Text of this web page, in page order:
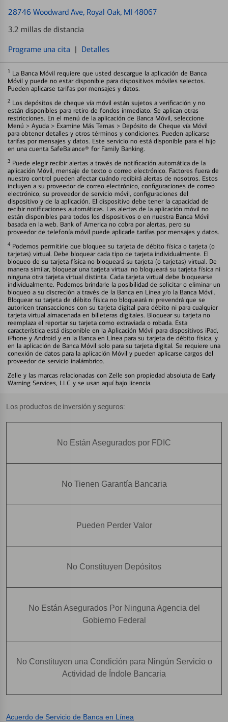
28746 Woodward Ave, Royal Oak, MI 48067
3.2 millas de distancia
Programe una cita | Detalles
1 La Banca Móvil requiere que usted descargue la aplicación de Banca
Móvil y puede no estar disponible para dispositivos móviles selectos.
Pueden aplicarse tarifas por mensajes y datos.
2 Los depósitos de cheque vía móvil están sujetos a verificación y no
están disponibles para retiro de fondos inmediato. Se aplican otras
restricciones. En el menú de la aplicación de Banca Móvil, seleccione
Menú > Ayuda > Examine Más Temas > Depósito de Cheque vía Móvil
para obtener detalles y otros términos y condiciones. Pueden aplicarse
tarifas por mensajes y datos. Este servicio no está disponible para el hijo
en una cuenta SafeBalance® for Family Banking.
3 Puede elegir recibir alertas a través de notificación automática de la
aplicación Móvil, mensaje de texto o correo electrónico. Factores fuera de
nuestro control pueden afectar cuándo recibirá alertas de nosotros. Estos
incluyen a su proveedor de correo electrónico, configuraciones de correo
electrónico, su proveedor de servicio móvil, configuraciones del
dispositivo y de la aplicación. El dispositivo debe tener la capacidad de
recibir notificaciones automáticas. Las alertas de la aplicación móvil no
están disponibles para todos los dispositivos o en nuestra Banca Móvil
basada en la web. Bank of America no cobra por alertas, pero su
proveedor de telefonía móvil puede aplicarle tarifas por mensajes y datos.
4 Podemos permitirle que bloquee su tarjeta de débito física o tarjeta (o
tarjetas) virtual. Debe bloquear cada tipo de tarjeta individualmente. El
bloqueo de su tarjeta física no bloqueará su tarjeta (o tarjetas) virtual. De
manera similar, bloquear una tarjeta virtual no bloqueará su tarjeta física ni
ninguna otra tarjeta virtual distinta. Cada tarjeta virtual debe bloquearse
individualmente. Podemos brindarle la posibilidad de solicitar o eliminar un
bloqueo a su discreción a través de la Banca en Línea y/o la Banca Móvil.
Bloquear su tarjeta de débito física no bloqueará ni prevendrá que se
autoricen transacciones con su tarjeta digital para débito ni para cualquier
tarjeta virtual almacenada en billeteras digitales. Bloquear su tarjeta no
reemplaza el reportar su tarjeta como extraviada o robada. Esta
característica está disponible en la Aplicación Móvil para dispositivos iPad,
iPhone y Android y en la Banca en Línea para su tarjeta de débito física, y
en la aplicación de Banca Móvil solo para su tarjeta digital. Se requiere una
conexión de datos para la aplicación Móvil y pueden aplicarse cargos del
proveedor de servicio inalámbrico.
Zelle y las marcas relacionadas con Zelle son propiedad absoluta de Early
Warning Services, LLC y se usan aquí bajo licencia.
Los productos de inversión y seguros:
No Están Asegurados por FDIC
No Tienen Garantía Bancaria
Pueden Perder Valor
No Constituyen Depósitos
No Están Asegurados Por Ninguna Agencia del
Gobierno Federal
No Constituyen una Condición para Ningún Servicio o
Actividad de Índole Bancaria
Acuerdo de Servicio de Banca en Línea